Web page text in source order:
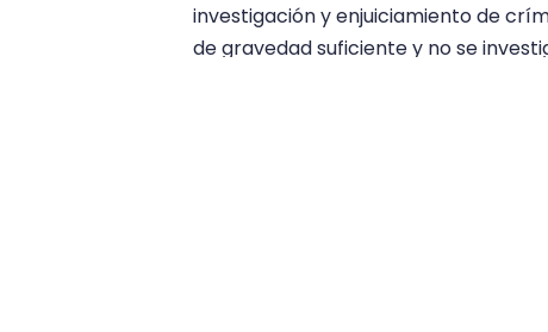
investigación y enjuiciamiento de
de gravedad suficiente y no se